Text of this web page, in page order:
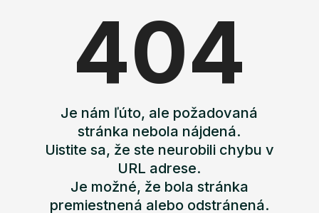
404
Je nám ľúto, ale požadovaná
stránka nebola nájdená.
Uistite sa, že ste neurobili chybu v
URL adrese.
Je možné, že bola stránka
premiestnená alebo odstránená.